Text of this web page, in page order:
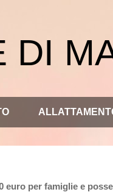
DI
euro per famiglie e